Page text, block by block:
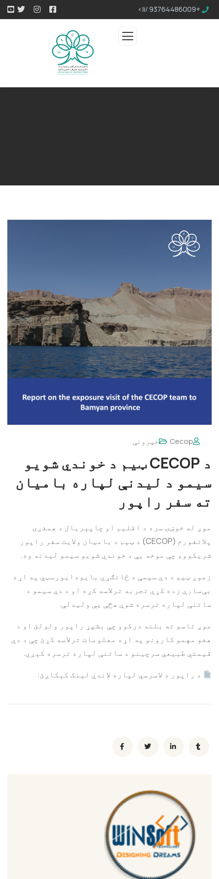
+93764486009 /li>
Cecop خپرونې
د CECOP ټیم د خوندي شویو
سیمو د لیدنې لپاره بامیان
ته سفر راپور
موږ له خوښۍ سره د اقلیم او چاپېریال د همغږۍ
پلاتفورم (CECOP) د ټیم د بامیان ولایت سفر راپور
شریکوو، چې موخه یې د خوندي شویو سیمو لیدنه وه.
زموږ ټیم د دې سیمې د ځانګړي بایودایورسټي په اړه
بې‌سارې زده کړې تجربه ترلاسه کړه او د دې سیمو د
ساتنې لپاره ترسره شوې هڅې یې ولیدلې.
موږ تاسو ته بلنه درکوو چې بشپړ راپور ولولئ او د
هغو مهمو کارونو په اړه معلومات ترلاسه کړئ چې د دې
قیمتي طبیعي سرچینو د ساتنې لپاره ترسره کېږي.
د راپور د لاسرسي لپاره لاندې لینک کېکاږئ: